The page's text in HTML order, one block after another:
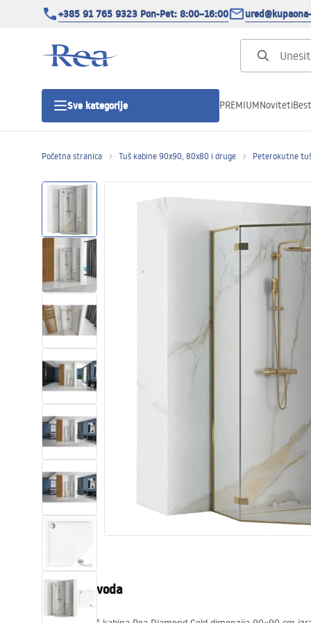
+385 91 765 9323 Pon-Pet: 8:00–16:00
Sve kategorije
Tuš kade
Tuš Kanalice
WC školjke
Umivaonici
Kade i paravani
Miješalice, pipe, slavine
Tuševi
Kuhinja
Pribor i kupaonski namještaj
PREMIUMNoviteti
Početna stranica Tuš kabine 90x90, 80x80 i druge Peterokutne
Opis proizvoda